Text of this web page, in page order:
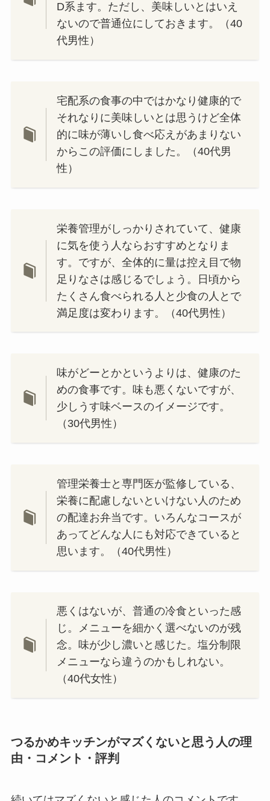
D系ます。ただし、美味しいとはいえ
ないので普通位にしておきます。（40
代男性）
宅配系の食事の中ではかなり健康的で
それなりに美味しいとは思うけど全体
的に味が薄いし食べ応えがあまりない
からこの評価にしました。（40代男
性）
栄養管理がしっかりされていて、健康
に気を使う人ならおすすめとなりま
す。ですが、全体的に量は控え目で物
足りなさは感じるでしょう。日頃から
たくさん食べられる人と少食の人とで
満足度は変わります。（40代男性）
味がどーとかというよりは、健康のた
めの食事です。味も悪くないですが、
少しうす味ベースのイメージです。
（30代男性）
管理栄養士と専門医が監修している、
栄養に配慮しないといけない人のため
の配達お弁当です。いろんなコースが
あってどんな人にも対応できていると
思います。（40代男性）
悪くはないが、普通の冷食といった感
じ。メニューを細かく選べないのが残
念。味が少し濃いと感じた。塩分制限
メニューなら違うのかもしれない。
（40代女性）
つるかめキッチンがマズくないと思う人の理
由・コメント・評判